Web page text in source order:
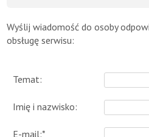
Wyślij wiadomość do osoby
obsługę serwisu:
Temat:
Imię i nazwisko:
E-mail:*